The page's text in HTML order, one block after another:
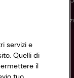
servizi e
Quelli di
il